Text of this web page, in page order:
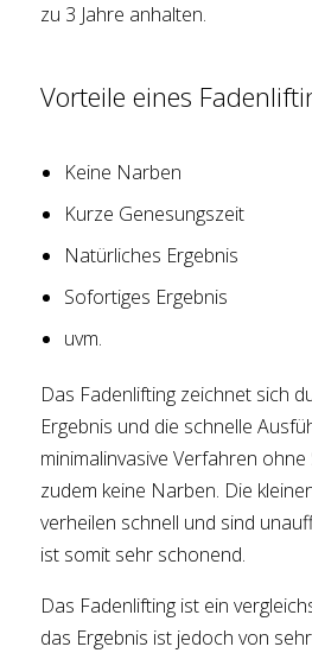
zu 3 Jahre anhalten.
Vorteile eines
Keine Narben
Kurze Genesungszeit
Natürliches Ergebnis
Sofortiges Ergebnis
uvm.
Das Fadenlifting zeichnet sich
Ergebnis und die schnelle
minimalinvasive Verfahren
zudem keine Narben. Die
verheilen schnell und sind
ist somit sehr schonend.
Das Fadenlifting ist ein
das Ergebnis ist jedoch von